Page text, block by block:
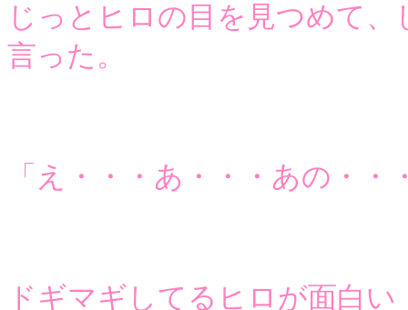
じっとヒロの目を見つめて
言った。
「え・・・あ・・・あの・
ドギマギしてるヒロが面白い